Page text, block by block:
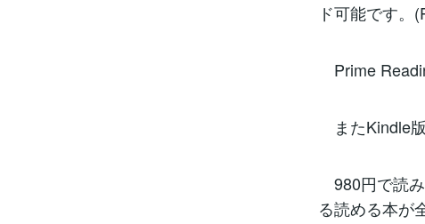
ド可能です。
Prime
またKindle
980円で読
る読める本が